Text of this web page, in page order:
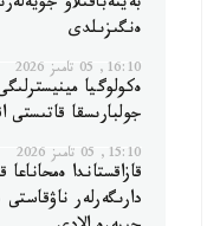
ەنگىزىلدى
16:10, 05 تامىز 2026
ەكولوگيا
جولبارىسقا قاتىستى
15:10, 05 تامىز 2026
قازاقستاندا
دارىگەرلەر